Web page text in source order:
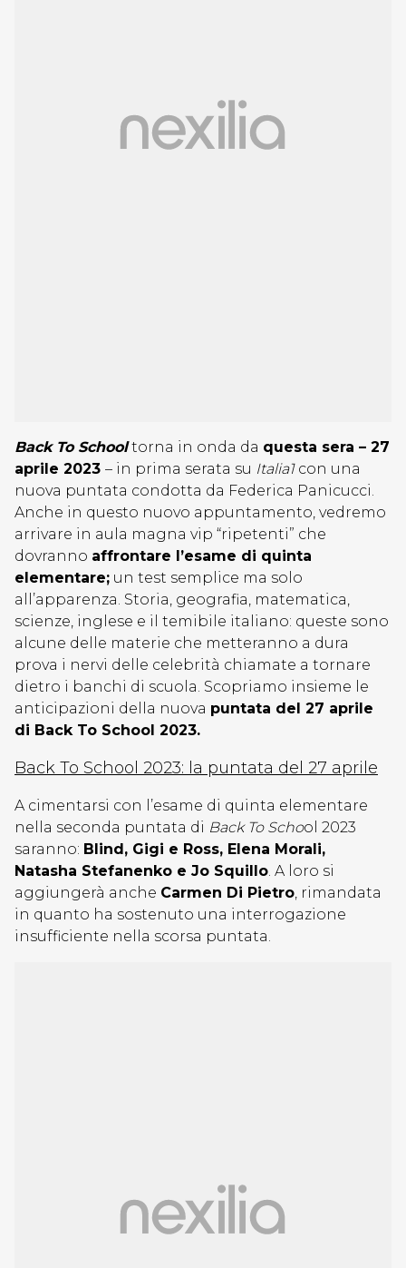
Back To Schooltorna in onda da questa sera – 27
aprile 2023 – in prima serata su Italia1 con una
nuova puntata condotta da Federica Panicucci.
Anche in questo nuovo appuntamento, vedremo
arrivare in aula magna vip “ripetenti” che
dovranno affrontare l’esame di quinta
elementare; un test semplice ma solo
all’apparenza. Storia, geografia, matematica,
scienze, inglese e il temibile italiano: queste sono
alcune delle materie che metteranno a dura
prova i nervi delle celebrità chiamate a tornare
dietro i banchi di scuola. Scopriamo insieme le
anticipazioni della nuova puntata del 27 aprile
di Back To School 2023.
Back To School 2023: la puntata del 27 aprile
A cimentarsi con l’esame di quinta elementare
nella seconda puntata di Back To School 2023
saranno: Blind, Gigi e Ross, Elena Morali,
Natasha Stefanenko e Jo Squillo. A loro si
aggiungerà anche Carmen Di Pietro, rimandata
in quanto ha sostenuto una interrogazione
insufficiente nella scorsa puntata.